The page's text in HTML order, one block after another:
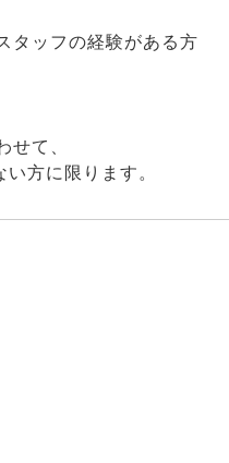
タッフの経験がある方
せて、
方に限ります。